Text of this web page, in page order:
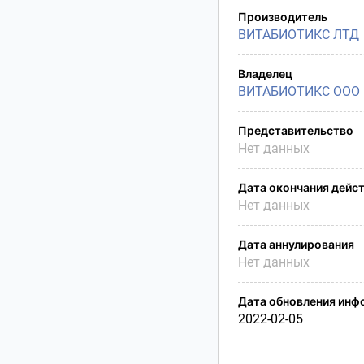
Производитель
ВИТАБИОТИКС ЛТД
Владелец
ВИТАБИОТИКС ООО
Представительство
Нет данных
Дата окончания
Нет данных
Дата аннулирования
Нет данных
Дата обновления
2022-02-05